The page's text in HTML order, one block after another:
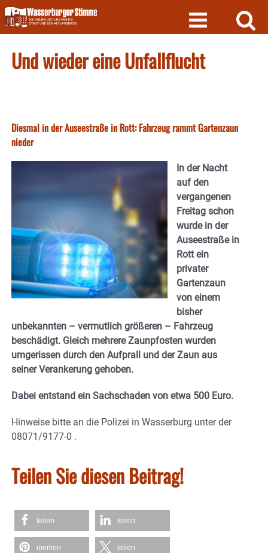
Skip
to
content
Und wieder eine Unfallflucht
Diesmal in der Auseestraße in Rott: Fahrzeug rammt Gartenzaun
nieder
In der Nacht
auf den
vergangenen
Freitag schon
wurde in der
Auseestraße in
Rott ein
privater
Gartenzaun
von einem
bisher
unbekannten – vermutlich größeren – Fahrzeug
beschädigt. Gleich mehrere Zaunpfosten wurden
umgerissen durch den Aufprall und der Zaun aus
seiner Verankerung gehoben.
Dabei entstand ein Sachschaden von etwa 500 Euro.
Hinweise bitte an die Polizei in Wasserburg unter der
08071/9177-0 .
Teilen Sie diesen Beitrag!
teilen teilen
merken teilen